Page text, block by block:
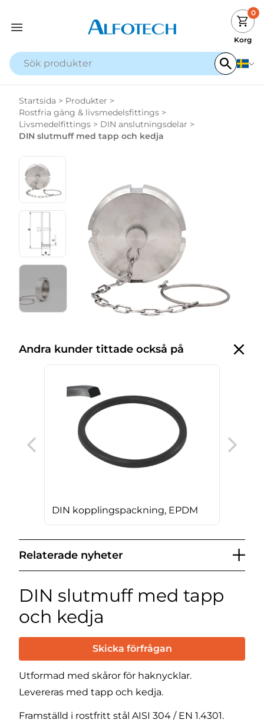
0
Korg
Startsida > Produkter >
Rostfria gäng & livsmedelsfittings >
Livsmedelfittings > DIN anslutningsdelar >
DIN slutmuff med tapp och kedja
Andra kunder tittade också på
DIN kopplingspackning, EPDM
Relaterade nyheter
DIN slutmuff med tapp
och kedja
Skicka förfrågan
Utformad med skåror för haknycklar.
Levereras med tapp och kedja.
Framställd i rostfritt stål AISI 304 / EN 1.4301.